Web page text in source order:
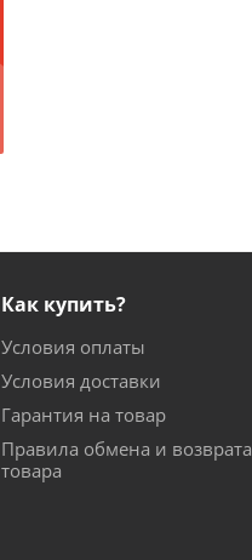
Как купить?
Условия оплаты
Условия доставки
Гарантия на товар
Правила обмена и возврата
товара